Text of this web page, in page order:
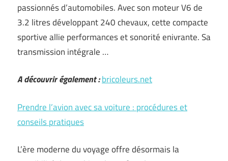
passionnés d’automobiles. Avec son moteur V6 de
3.2 litres développant 240 chevaux, cette compacte
sportive allie performances et sonorité enivrante. Sa
transmission intégrale …
A découvrir également :bricoleurs.net
Prendre l’avion avec sa voiture : procédures et
conseils pratiques
L’ère moderne du voyage offre désormais la